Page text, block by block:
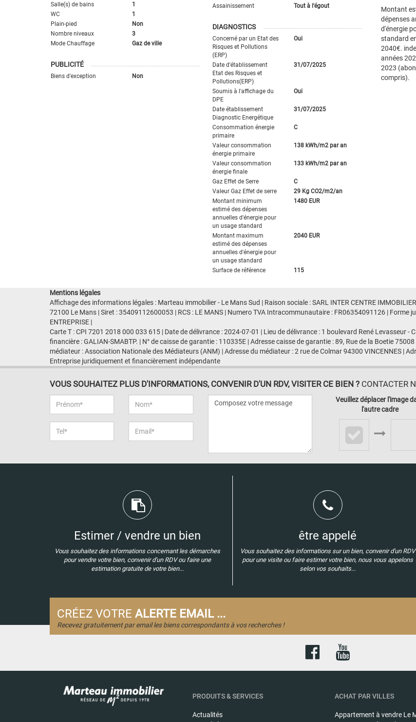
Assainissement
Tout à l'égout
Salle(s) de bains
1
WC
1
Plain-pied
Non
Nombre niveaux
3
Mode Chauffage
Gaz de ville
DIAGNOSTICS
Concerné par un Etat des
Risques et Pollutions
(ERP)
Oui
Date d'établissement
Etat des Risques et
Pollutions(ERP)
31/07/2025
Soumis à l'affichage du
DPE
Oui
Date établissement
Diagnostic Energétique
31/07/2025
Consommation énergie
primaire
C
Valeur consommation
énergie primaire
138 kWh/m2 par an
Valeur consommation
énergie finale
133 kWh/m2 par an
Gaz Effet de Serre
C
Valeur Gaz Effet de serre
29 Kg CO2/m2/an
Montant minimum
estimé des dépenses
annuelles d'énergie pour
un usage standard
1480 EUR
Montant maximum
estimé des dépenses
annuelles d'énergie pour
un usage standard
2040 EUR
Surface de référence 115
PUBLICITÉ
Biens d'exception Non
Montant
dépenses
d'énergie
standard
2040€.
années
2023
compris).
Mentions légales
Affichage des informations légales : Marteau immobilier - Le Mans Sud | Raison sociale : SARL INTER CENTRE
72100 Le Mans | Siret : 35409112600053 | RCS : LE MANS | Numero TVA Intracommunautaire : FR06354091126 | Forme
ENTREPRISE |
Carte T : CPI 7201 2018 000 033 615 | Date de délivrance : 2024-07-01 | Lieu de délivrance : 1 boulevard René Levasseur -
financière : GALIAN-SMABTP. | N° de caisse de garantie : 110335E | Adresse caisse de garantie : 89, Rue de la Boetie
médiateur : Association Nationale des Médiateurs (ANM) | Adresse du médiateur : 2 rue de Colmar 94300 VINCENNES |
Entreprise juridiquement et financièrement indépendante
VOUS SOUHAITEZ PLUS D'INFORMATIONS, CONVENIR D'UN RDV, VISITER CE BIEN ? CONTACTER
Veuillez déplacer l'image
l'autre cadre
Estimer / vendre un bien
Vous souhaitez des informations concernant les démarches
pour vendre votre bien, convenir d'un RDV ou faire une
estimation gratuite de votre bien...
être appelé
Vous souhaitez des informations sur un bien, convenir d'un RDV
pour une visite ou faire estimer votre bien, nous vous appelons
selon vos souhaits...
CRÉEZ VOTRE ALERTE EMAIL ...
Recevez gratuitement par email les biens correspondants à vos recherches !
PRODUITS & SERVICES
Actualités
ACHAT PAR VILLES
Appartement à vendre Le